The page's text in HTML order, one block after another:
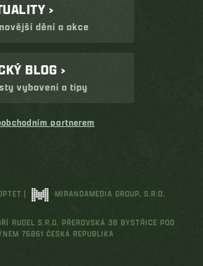
›
dění a akce
BLOG ›
vybavení a tipy
partnerem
| MIRANDAMEDIA GROUP, S.R.O.
RUDEL S.R.O. PŘEROVSKÁ 38 BYSTŘICE POD
76861 ČESKÁ REPUBLIKA